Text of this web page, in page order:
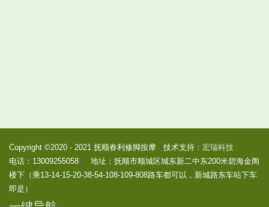
Copyright ©2020 - 2021 抚顺春利修脚按摩 技术支持： 宏瑞科技
电话：13009255058 地址：抚顺市顺城区城东新二中东200米碧海金阁
楼下（乘13-14-15-20-38-54-108-109-808路车都可以，新城路东车站下车
即是）